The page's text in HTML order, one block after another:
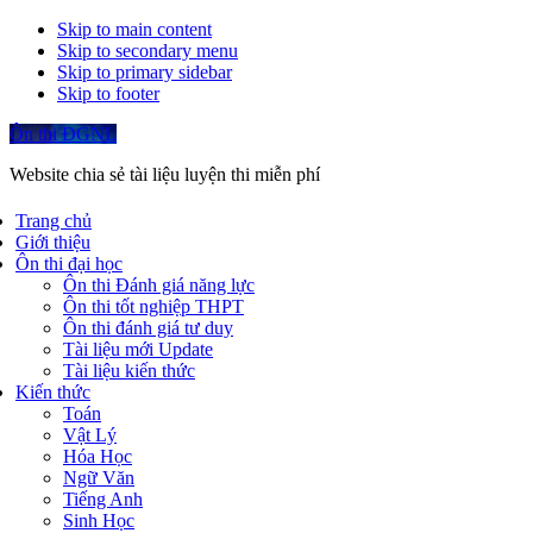
Skip to main content
Skip to secondary menu
Skip to primary sidebar
Skip to footer
Ôn thi ĐGNL
Website chia sẻ tài liệu luyện thi miễn phí
Trang chủ
Giới thiệu
Ôn thi đại học
Ôn thi Đánh giá năng lực
Ôn thi tốt nghiệp THPT
Ôn thi đánh giá tư duy
Tài liệu mới Update
Tài liệu kiến thức
Kiến thức
Toán
Vật Lý
Hóa Học
Ngữ Văn
Tiếng Anh
Sinh Học